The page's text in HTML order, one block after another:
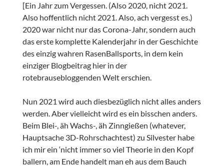
[Ein Jahr zum Vergessen. (Also 2020, nicht 2021.
Also hoffentlich nicht 2021. Also, ach vergesst es.)
2020 war nicht nur das Corona-Jahr, sondern auch
das erste komplette Kalenderjahr in der Geschichte
des einzig wahren RasenBallsports, in dem kein
einziger Blogbeitrag hier in der
rotebrausebloggenden Welt erschien.
Nun 2021 wird auch diesbezüglich nicht alles anders
werden. Aber vielleicht wird es ein bisschen anders.
Beim Blei-, äh Wachs-, äh Zinngießen (whatever,
Hauptsache 3D-Rohrschachtest) zu Silvester habe
ich mir ein ‘nicht immer so viel Theorie in den Kopf
ballern, am Ende handelt man eh aus dem Bauch